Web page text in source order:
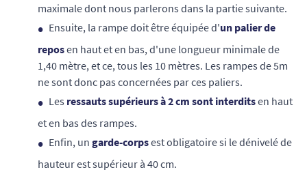
maximale dont nous parlerons dans la partie suivante.
Ensuite, la rampe doit être équipée d'un palier de
reposen haut et en bas, d'une longueur minimale de
1,40 mètre, et ce, tous les 10 mètres. Les rampes de 5m
ne sont donc pas concernées par ces paliers.
Les ressauts supérieurs à 2 cm sont interditsen haut
et en bas des rampes.
Enfin, un garde-corpsest obligatoire si le dénivelé de
hauteur est supérieur à 40 cm.